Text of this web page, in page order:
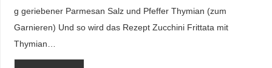
g geriebener Parmesan Salz und Pfeffer Thymian (zum
Garnieren) Und so wird das Rezept Zucchini Frittata mit
Thymian…